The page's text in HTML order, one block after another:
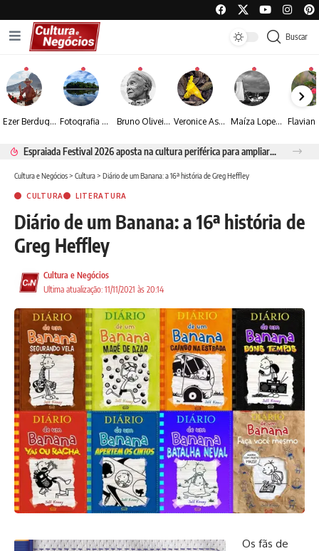
Buscar
Ezer Berdugo transforma experiências multiculturais e memórias em narrativas visuais por meio da fotografia Fotografia de Fátima Carlini transforma paisagens naturais em experiências de contemplação Bruno Oliveira retrata o cotidiano urbano por meio da fotografia em preto e branco Veronice Assini Saes transforma a natureza em fotografias marcadas pela sensibilidade Maíza Lopes transforma cultura popular baiana em narrativas fotográficas
Espraiada Festival 2026 aposta na cultura periférica para ampliar oportunidades na zona sul
Cultura e Negócios> Cultura> Diário de um Banana: a 16ª história de Greg Heffley
CULTURA LITERATURA
Diário de um Banana: a 16ª história de
Greg Heffley
Ultima atualização: 11/11/2021 às 20:14
Cultura e Negócios
Os fãs de